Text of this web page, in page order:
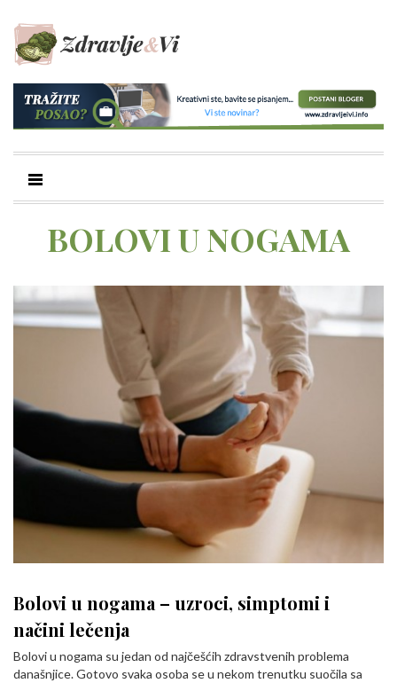
BOLOVI U NOGAMA
Bolovi u nogama – uzroci, simptomi i
načini lečenja
Bolovi u nogama su jedan od najčešćih zdravstvenih problema
današnjice. Gotovo svaka osoba se u nekom trenutku suočila sa